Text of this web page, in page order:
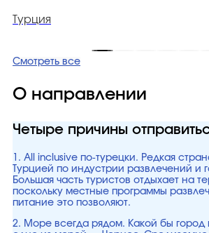
Турция
Смотреть все
О направлении
Четыре причины
1. All inclusive по-турецки. Редкая
Турцией по индустрии развлечений и
Большая часть туристов отдыхает на
поскольку местные программы
питание это позволяют.
2. Море всегда рядом. Какой бы город